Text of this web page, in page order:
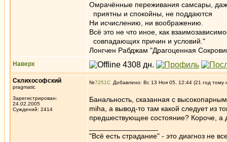
Омрачённые переживания самсары,
приятны и спокойны, не поддаются
Ни исчислению, ни воображению.
Всё это не что иное, как
совпадающих причин и условий."
Лонгчен Рабджам "Драгоценная
Наверх
Склихософский
pragmatic
Зарегистрирован:
24.02.2005
Суждений: 2414
№7251 Добавлено: Вс 13 Ноя 05, 12:44 (21 год тому
Банальность, сказанная с
miha, а вывод-то там какой следует из
предшествующее состояние? Короче,
"Всё есть страдание" - это диагноз не